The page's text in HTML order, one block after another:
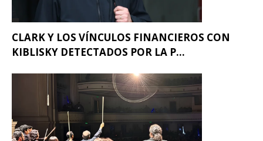
CLARK Y LOS VÍNCULOS FINANCIEROS CON
KIBLISKY DETECTADOS POR LA P...